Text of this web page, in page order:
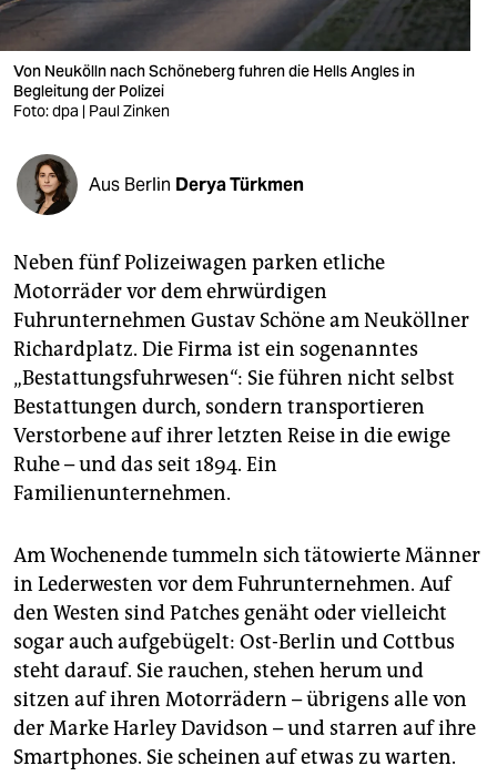
shop
fragen & hilfe
unterstützen
abo
genossenschaft
epaper login
Von Neukölln nach Schöneberg fuhren die Hells Angles in
Begleitung der Polizei
Foto: dpa | Paul Zinken
Aus Berlin Derya Türkmen
Neben fünf Polizeiwagen parken etliche
Motorräder vor dem ehrwürdigen
Fuhrunternehmen Gustav Schöne am Neuköllner
Richardplatz. Die Firma ist ein sogenanntes
„Bestattungsfuhrwesen“: Sie führen nicht selbst
Bestattungen durch, sondern transportieren
Verstorbene auf ihrer letzten Reise in die ewige
Ruhe – und das seit 1894. Ein
Familienunternehmen.
Am Wochenende tummeln sich tätowierte Männer
in Lederwesten vor dem Fuhrunternehmen. Auf
den Westen sind Patches genäht oder vielleicht
sogar auch aufgebügelt: Ost-Berlin und Cottbus
steht darauf. Sie rauchen, stehen herum und
sitzen auf ihren Motorrädern – übrigens alle von
der Marke Harley Davidson – und starren auf ihre
Smartphones. Sie scheinen auf etwas zu warten.